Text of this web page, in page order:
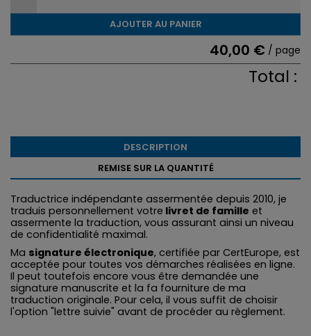
AJOUTER AU PANIER
40,00 € / page
Total :
DESCRIPTION
REMISE SUR LA QUANTITÉ
Traductrice indépendante assermentée depuis 2010, je
traduis personnellement votre livret de famille et
assermente la traduction, vous assurant ainsi un niveau
de confidentialité maximal.
Ma signature électronique, certifiée par CertEurope, est
acceptée pour toutes vos démarches réalisées en ligne.
Il peut toutefois encore vous être demandée une
signature manuscrite et la fa fourniture de ma
traduction originale. Pour cela, il vous suffit de choisir
l'option "lettre suivie" avant de procéder au règlement.